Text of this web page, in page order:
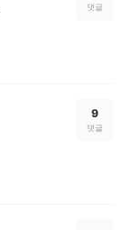
댓글
9
댓글